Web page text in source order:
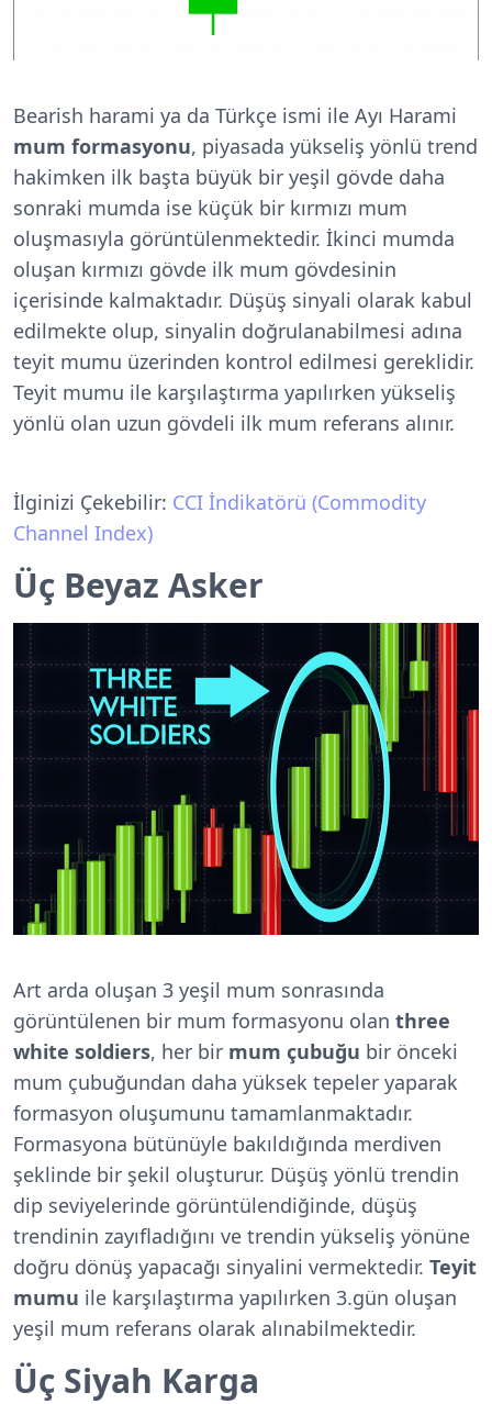
Bearish harami ya da Türkçe ismi ile Ayı Harami
mum formasyonu, piyasada yükseliş yönlü trend
hakimken ilk başta büyük bir yeşil gövde daha
sonraki mumda ise küçük bir kırmızı mum
oluşmasıyla görüntülenmektedir. İkinci mumda
oluşan kırmızı gövde ilk mum gövdesinin
içerisinde kalmaktadır. Düşüş sinyali olarak kabul
edilmekte olup, sinyalin doğrulanabilmesi adına
teyit mumu üzerinden kontrol edilmesi gereklidir.
Teyit mumu ile karşılaştırma yapılırken yükseliş
yönlü olan uzun gövdeli ilk mum referans alınır.
İlginizi Çekebilir: CCI İndikatörü (Commodity
Channel Index)
Üç Beyaz Asker
Art arda oluşan 3 yeşil mum sonrasında
görüntülenen bir mum formasyonu olan three
white soldiers, her bir mum çubuğu bir önceki
mum çubuğundan daha yüksek tepeler yaparak
formasyon oluşumunu tamamlanmaktadır.
Formasyona bütünüyle bakıldığında merdiven
şeklinde bir şekil oluşturur. Düşüş yönlü trendin
dip seviyelerinde görüntülendiğinde, düşüş
trendinin zayıfladığını ve trendin yükseliş yönüne
doğru dönüş yapacağı sinyalini vermektedir. Teyit
mumu ile karşılaştırma yapılırken 3.gün oluşan
yeşil mum referans olarak alınabilmektedir.
Üç Siyah Karga